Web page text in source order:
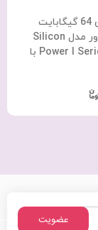
فلش مموری 64 گیگابایت
سیلیکون پاور مدل Silicon
Power I Series USB 2.0 با
عضویت